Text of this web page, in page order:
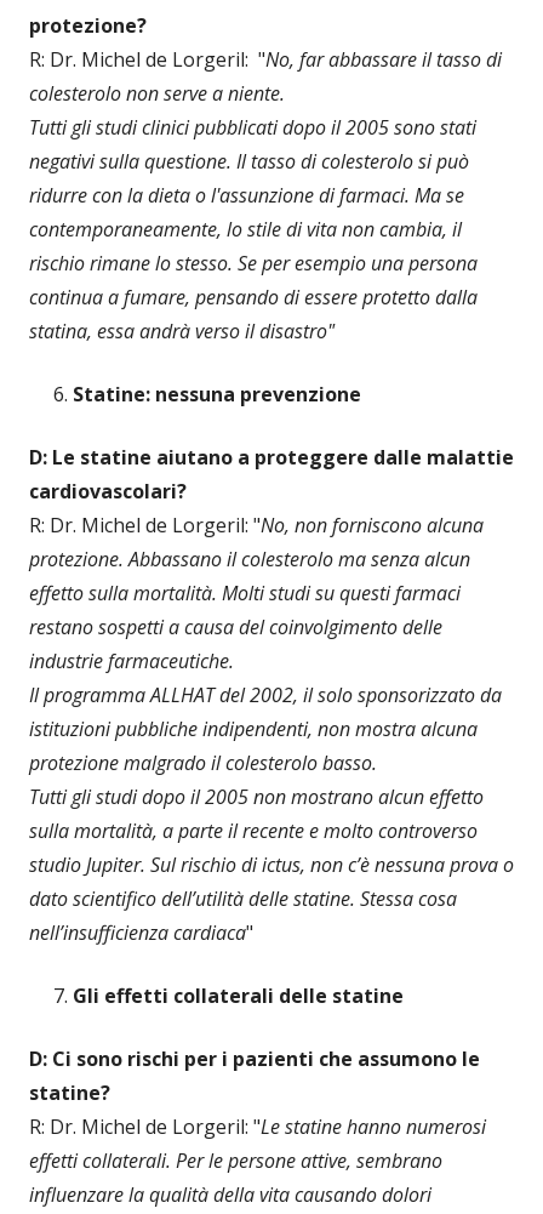
protezione?
R: Dr. Michel de Lorgeril: "No, far abbassare il tasso di
colesterolo non serve a niente.
Tutti gli studi clinici pubblicati dopo il 2005 sono stati
negativi sulla questione. Il tasso di colesterolo si può
ridurre con la dieta o l'assunzione di farmaci. Ma se
contemporaneamente, lo stile di vita non cambia, il
rischio rimane lo stesso. Se per esempio una persona
continua a fumare, pensando di essere protetto dalla
statina, essa andrà verso il disastro"
Statine: nessuna prevenzione
D: Le statine aiutano a proteggere dalle malattie
cardiovascolari?
R: Dr. Michel de Lorgeril: "No, non forniscono alcuna
protezione. Abbassano il colesterolo ma senza alcun
effetto sulla mortalità. Molti studi su questi farmaci
restano sospetti a causa del coinvolgimento delle
industrie farmaceutiche.
Il programma ALLHAT del 2002, il solo sponsorizzato da
istituzioni pubbliche indipendenti, non mostra alcuna
protezione malgrado il colesterolo basso.
Tutti gli studi dopo il 2005 non mostrano alcun effetto
sulla mortalità, a parte il recente e molto controverso
studio Jupiter. Sul rischio di ictus, non c’è nessuna prova o
dato scientifico dell’utilità delle statine. Stessa cosa
nell’insufficienza cardiaca"
Gli effetti collaterali delle statine
D: Ci sono rischi per i pazienti che assumono le
statine?
R: Dr. Michel de Lorgeril: "Le statine hanno numerosi
effetti collaterali. Per le persone attive, sembrano
influenzare la qualità della vita causando dolori